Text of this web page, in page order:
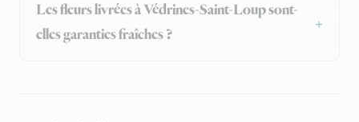
Les fleurs livrées à Védrines-Saint-Loup sont-
elles garanties fraîches ?